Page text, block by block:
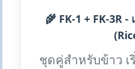
🌾 FK-1 + FK-3R
ชุดคู่สำหรับข้าว เ